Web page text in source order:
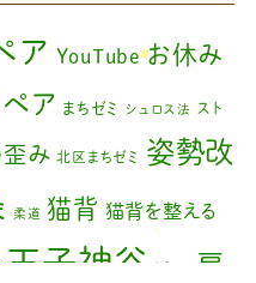
ア YouTube お休み
ア まちゼミ シュロス法 スト
み 北区まちゼミ
姿勢改
柔道 猫背 猫背を整える
王子神谷
肩